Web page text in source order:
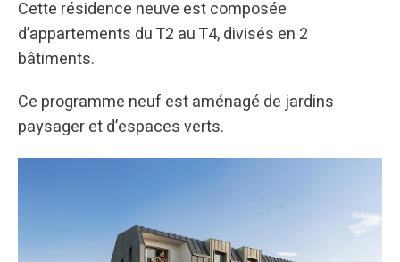
Cette résidence neuve est composée
d’appartements du T2 au T4, divisés en 2
bâtiments.
Ce programme neuf est aménagé de jardins
paysager et d’espaces verts.